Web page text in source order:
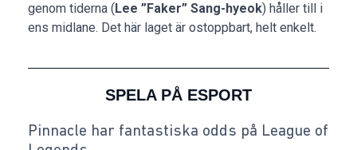
genom tiderna (Lee ”Faker” Sang-hyeok) håller till i
ens midlane. Det här laget är ostoppbart, helt enkelt.
SPELA PÅ ESPORT
Pinnacle har fantastiska odds på League of